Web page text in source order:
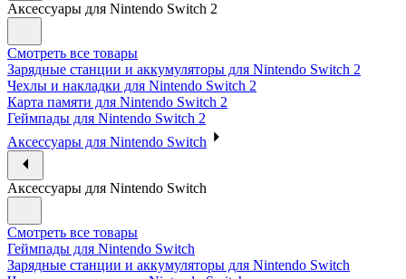
Аксессуары для Nintendo Switch 2
Смотреть все товары
Зарядные станции и аккумуляторы для Nintendo Switch 2
Чехлы и накладки для Nintendo Switch 2
Карта памяти для Nintendo Switch 2
Геймпады для Nintendo Switch 2
Аксессуары для Nintendo Switch
Аксессуары для Nintendo Switch
Смотреть все товары
Геймпады для Nintendo Switch
Зарядные станции и аккумуляторы для Nintendo Switch